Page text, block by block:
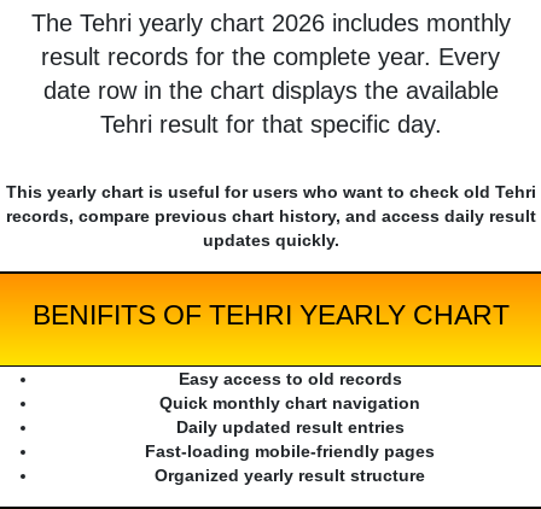
The Tehri yearly chart 2026 includes monthly
result records for the complete year. Every
date row in the chart displays the available
Tehri result for that specific day.
This yearly chart is useful for users who want to check old Tehri
records, compare previous chart history, and access daily result
updates quickly.
BENIFITS OF TEHRI YEARLY CHART
Easy access to old records
Quick monthly chart navigation
Daily updated result entries
Fast-loading mobile-friendly pages
Organized yearly result structure